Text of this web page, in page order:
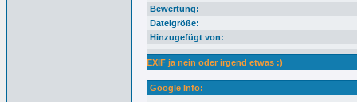
Bewertung:
Dateigröße:
Hinzugefügt von:
EXIF ja nein oder irgend etwas :)
Google Info: